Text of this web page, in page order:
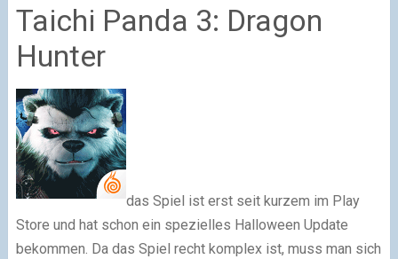
Taichi Panda 3: Dragon
Hunter
das Spiel ist erst seit kurzem im Play
Store und hat schon ein spezielles Halloween Update
bekommen. Da das Spiel recht komplex ist, muss man sich